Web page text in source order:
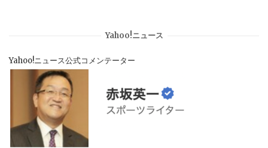
Yahoo!ニュース
Yahoo!ニュース公式コメンテーター